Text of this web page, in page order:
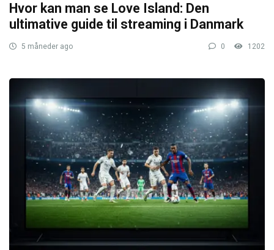
Hvor kan man se Love Island: Den
ultimative guide til streaming i Danmark
5 måneder ago 0 1202